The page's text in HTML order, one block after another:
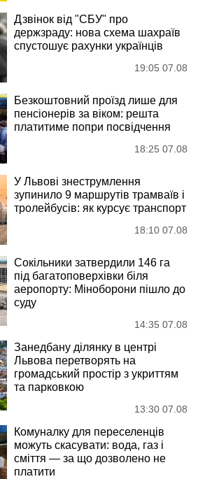
Дзвінок від "СБУ" про
держзраду: нова схема шахраїв
спустошує рахунки українців
19:05 07.08
Безкоштовний проїзд лише для
пенсіонерів за віком: решта
платитиме попри посвідчення
18:25 07.08
У Львові знеструмлення
зупинило 9 маршрутів трамваїв і
тролейбусів: як курсує транспорт
18:10 07.08
Сокільники затвердили 146 га
під багатоповерхівки біля
аеропорту: Міноборони пішло до
суду
14:35 07.08
Занедбану ділянку в центрі
Львова перетворять на
громадський простір з укриттям
та парковкою
13:30 07.08
Комуналку для переселенців
можуть скасувати: вода, газ і
сміття — за що дозволено не
платити